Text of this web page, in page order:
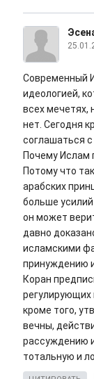
Современный
идеологией,
всех мечетях,
нет. Сегодня
соглашаться
Почему Ислам
Потому что
арабских
больше
он может
давно
исламскими
принуждению
Коран
регулирующих
кроме того,
вечны,
рассуждению
тотальную и